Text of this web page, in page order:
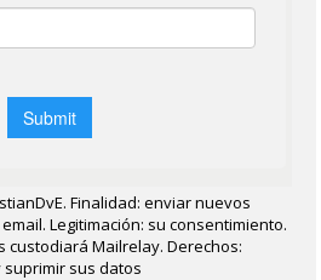
Finalidad: enviar nuevos
Legitimación: su consentimiento.
custodiará Mailrelay. Derechos:
suprimir sus datos